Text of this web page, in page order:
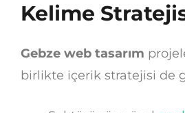
Kelime
Gebze web tasarım
birlikte içerik stratejisi de